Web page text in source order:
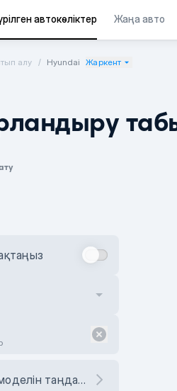
автокөліктер Жаңа авто
алу Hyundai Жаркент
Маркасы мен моделін таңдаңыз